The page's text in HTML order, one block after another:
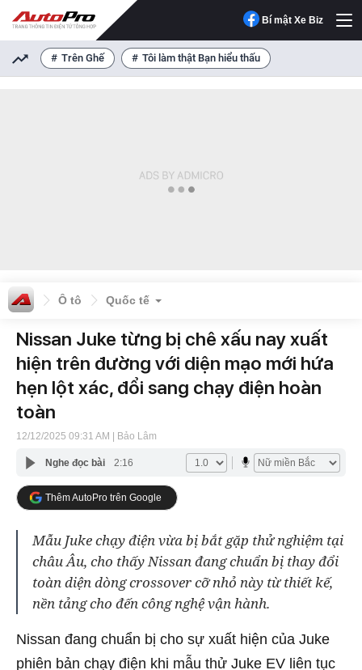
Bí mật Xe Biz
Trên Ghế Tôi làm thật Bạn hiểu thấu
Ô tô Quốc tế
Nissan Juke từng bị chê xấu nay xuất
hiện trên đường với diện mạo mới hứa
hẹn lột xác, đổi sang chạy điện hoàn
toàn
12/12/2025 09:31 AM | Bảo Lâm
Nghe đọc bài 2:16
Thêm AutoPro trên Google
Mẫu Juke chạy điện vừa bị bắt gặp thử nghiệm tại
châu Âu, cho thấy Nissan đang chuẩn bị thay đổi
toàn diện dòng crossover cỡ nhỏ này từ thiết kế,
nền tảng cho đến công nghệ vận hành.
Nissan đang chuẩn bị cho sự xuất hiện của Juke
phiên bản chạy điện khi mẫu thử Juke EV liên tục